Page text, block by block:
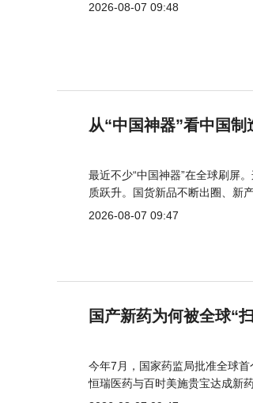
2026-08-07 09:48
从“中国神器”看中国制
最近不少“中国神器”在全球刷屏
质跃升。国货新品不断出圈、新
2026-08-07 09:47
国产新药为何被全球“
今年7月，国家药监局批准全球
恒瑞医药与百时美施贵宝达成新